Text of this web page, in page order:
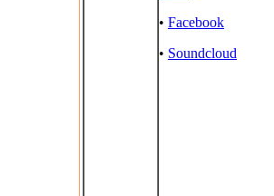
• Facebook
• Soundcloud